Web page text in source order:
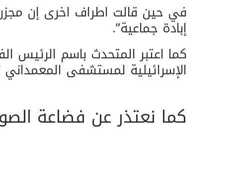
في حين قالت اطراف اخرى إن
إبادة جماعية”.
كما اعتبر المتحدث باسم الرئيس
الإسرائيلية لمستشفى المعمداني
كما نعتذر عن فضاعة